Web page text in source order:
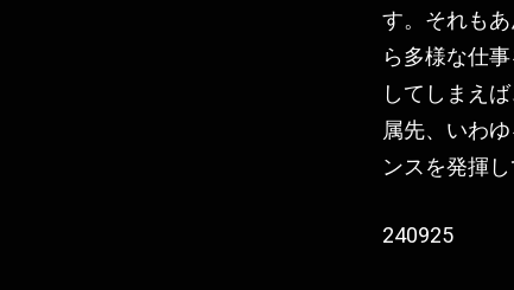
す。それも
ら多様な仕
してしまえ
属先、いわ
ンスを発揮し
240925